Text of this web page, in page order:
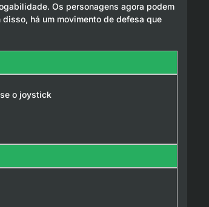
Os personagens agora podem
há um movimento de defesa que
o joystick